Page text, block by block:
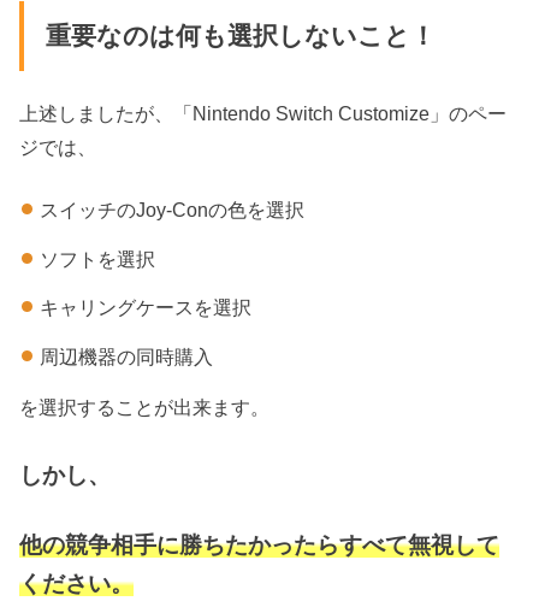
重要なのは何も選択しないこと！
上述しましたが、「Nintendo Switch Customize」のペー
ジでは、
スイッチのJoy-Conの色を選択
ソフトを選択
キャリングケースを選択
周辺機器の同時購入
を選択することが出来ます。
しかし、
他の競争相手に勝ちたかったらすべて無視して
ください。